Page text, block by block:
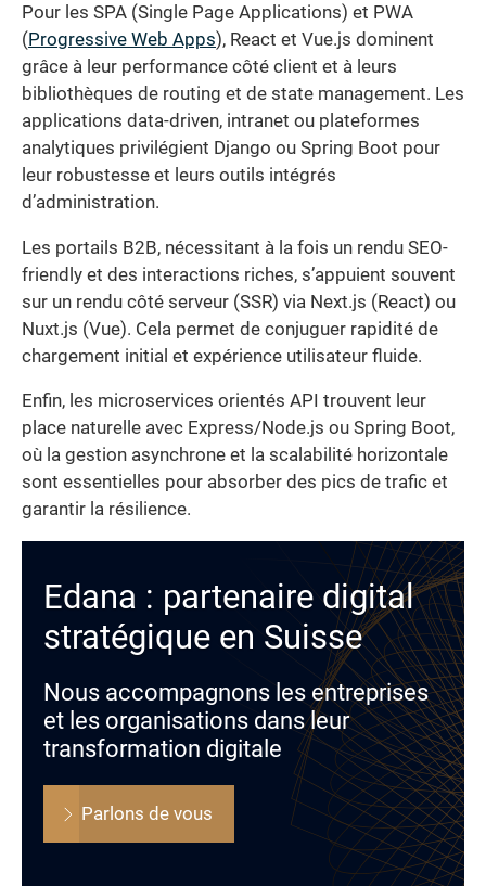
Pour les SPA (Single Page Applications) et PWA
( Progressive Web Apps), React et Vue.js dominent
grâce à leur performance côté client et à leurs
bibliothèques de routing et de state management. Les
applications data-driven, intranet ou plateformes
analytiques privilégient Django ou Spring Boot pour
leur robustesse et leurs outils intégrés
d’administration.
Les portails B2B, nécessitant à la fois un rendu SEO-
friendly et des interactions riches, s’appuient souvent
sur un rendu côté serveur (SSR) via Next.js (React) ou
Nuxt.js (Vue). Cela permet de conjuguer rapidité de
chargement initial et expérience utilisateur fluide.
Enfin, les microservices orientés API trouvent leur
place naturelle avec Express/Node.js ou Spring Boot,
où la gestion asynchrone et la scalabilité horizontale
sont essentielles pour absorber des pics de trafic et
garantir la résilience.
Edana : partenaire digital
stratégique en Suisse
Nous accompagnons les entreprises
et les organisations dans leur
transformation digitale
Parlons de vous